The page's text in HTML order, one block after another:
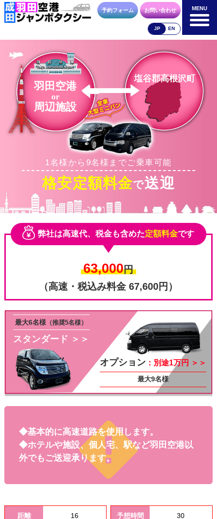
MENU
成田空港
料金表
空港送迎以外
料金表
車種・荷物 お支払方法 合流方法
お問合せ 予約フォーム
その他
料金
予約フォーム お問い合わせ
JP EN
MENU
羽田空港
or
周辺施設
塩谷郡高根沢町
1名様から9名様までご乗車可能
格安定額料金で送迎
弊社は高速代、税金も含めた定額料金です
63,000円
（高速・税込み料金 67,600円）
スタンダード ＞＞
最大6名様 （推奨5名様）
オプション ：別途1万円 ＞＞
最大9名様
◆基本的に高速道路を使用します。
◆ホテルや施設、個人宅、駅など羽田空港以
外でもご送迎承ります。
距離 16 予想時間 30